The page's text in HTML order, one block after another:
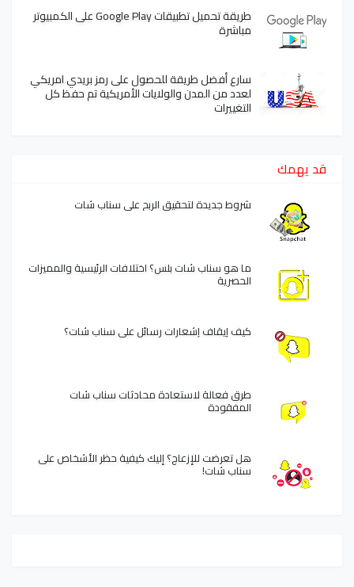
طريقة تحميل تطبيقات Google Play على الكمبيوتر
مباشرة
سارع أفضل طريقة للحصول على رمز بريدي امريكي
لعدد من المدن والولايات الأمريكية تم حفظ كل
التغييرات
قد يهمك
شروط جديدة لتحقيق الربح على سناب شات
ما هو سناب شات بلس؟ اختلافات الرئيسية والمميزات
الحصرية
كيف إيقاف إشعارات رسائل على سناب شات؟
طرق فعالة لاستعادة محادثات سناب شات
المفقودة
هل تعرضت للإزعاج؟ إليك كيفية حظر الأشخاص على
سناب شات!